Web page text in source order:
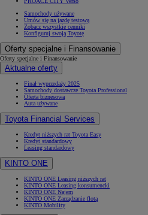
Samochody używane
Umów się na jazdę testową
Zobacz wszystkie cenniki
Konfiguruj swoją Toyotę
Oferty specjalne i Finansowanie
Oferty specjalne i Finansowanie
Aktualne oferty
Finał wyprzedaży 2025
Samochody dostawcze Toyota Professional
Oferta biznesowa
Auta używane
Toyota Financial Services
Kredyt niższych rat Toyota Easy
Kredyt standardowy
Leasing standardowy
KINTO ONE
KINTO ONE Leasing niższych rat
KINTO ONE Leasing konsumencki
KINTO ONE Najem
KINTO ONE Zarządzanie flotą
KINTO Mobility